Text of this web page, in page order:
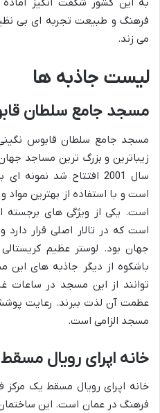
فرهنگ و طبیعت تجربه ای بی
می زند.
لیست جاذبه ها
مسجد جامع سلطان
مسجد جامع سلطان قابوس
زیباترین و بزرگ ترین مساجد
سال 2001 افتتاح شد
است و با استفاده از بهترین
است. یکی از ویژگی های برجسته
است که در تالار اصلی قرار
جهان بود. لوستر عظیم
باشکوه از دیگر جاذبه های این
توانند از این مسجد در ساعات
عظمت آن لذت ببرند. رعایت
مسجد الزامی است.
خانه اپرای رویال مسقط
خانه اپرای رویال مسقط یک مرکز